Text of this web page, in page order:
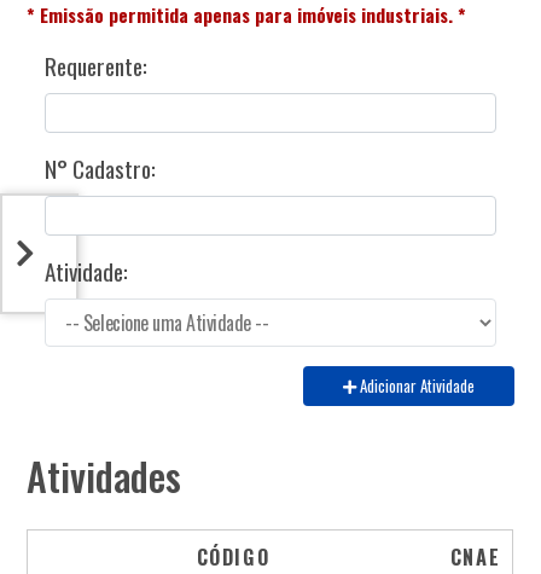
* Emissão permitida apenas para imóveis industriais. *
Requerente:
N° Cadastro:
Atividade:
Adicionar Atividade
Atividades
CÓDIGO CNAE